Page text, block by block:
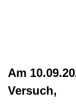
Am
Versuch,